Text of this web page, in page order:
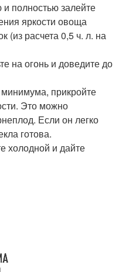
полностью залейте
яркости овоща
(из расчета 0,5 ч. л. на
на огонь и доведите до
прикройте
Это можно
Если он легко
готова.
холодной и дайте